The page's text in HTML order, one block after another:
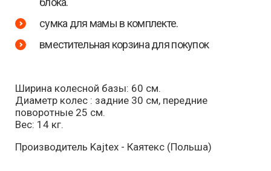
сумка для мамы в комплекте.
вместительная корзина для покупок
Ширина колесной базы: 60 см.
Диаметр колес : задние 30 см, передние
поворотные 25 см.
Вес: 14 кг.
Производитель Kajtex - Каятекс (Польша)